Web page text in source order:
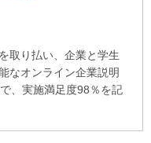
取り払い、企業と学生
なオンライン企業説明
、実施満足度98％を記